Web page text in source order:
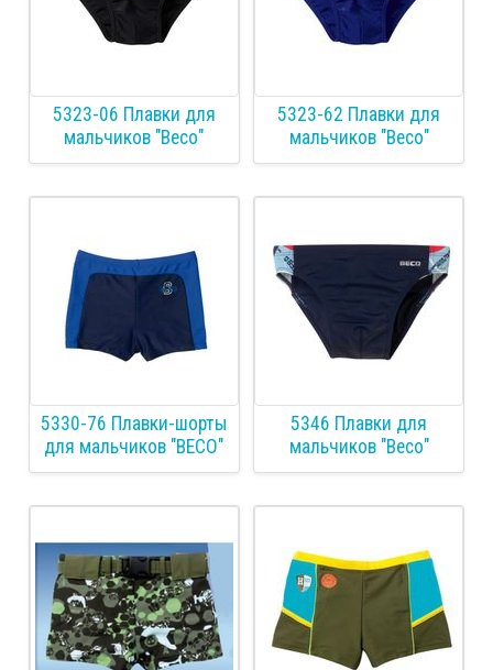
5323-06 Плавки для
мальчиков "Весо"
5323-62 Плавки для
мальчиков "Весо"
5330-76 Плавки-шорты
для мальчиков "ВЕСО"
5346 Плавки для
мальчиков "Весо"